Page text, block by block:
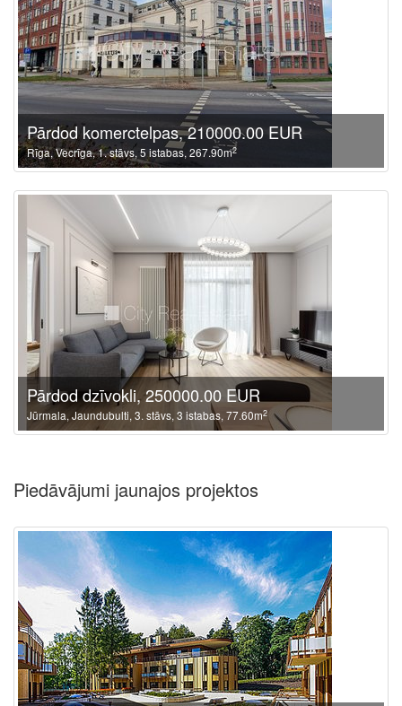
Pārdod komerctelpas, 210000.00 EUR
Rīga, Vecrīga, 1. stāvs, 5 istabas, 267.90m2
Pārdod dzīvokli, 250000.00 EUR
Jūrmala, Jaundubulti, 3. stāvs, 3 istabas, 77.60m2
Piedāvājumi jaunajos projektos